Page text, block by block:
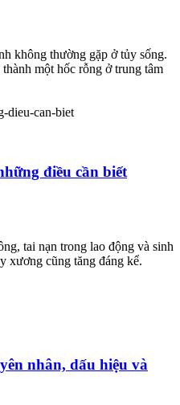
không thường gặp ở tủy sống.
một hốc rỗng ở trung tâm
điều cần biết
tai nạn trong lao động và sinh
xương cũng tăng đáng kể.
nhân, dấu hiệu và